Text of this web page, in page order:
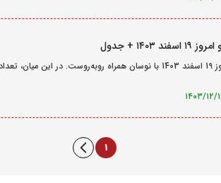
+ جدول
قیمت محصولات مدیران خودرو امروز 19 اسفند 1403 با نوسان همراه
1